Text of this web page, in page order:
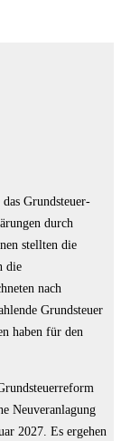
Grundsteuer-
durch
stellten die
die
nach
Grundsteuer
haben für den
Neuveranlagung
2027. Es ergehen